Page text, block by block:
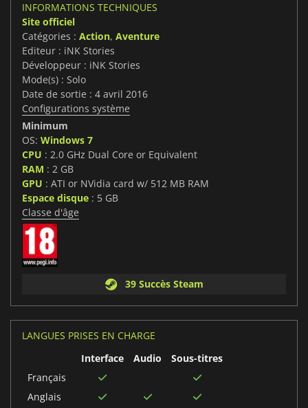
INFORMATIONS TECHNIQUES
Site officiel
Catégories : Action, Aventure
Editeur : iNK Stories
Développeur : iNK Stories
Mode(s) : Solo
Date de sortie : 4 avril 2016
Configurations système
Minimum
OS: Windows 7
CPU : 2.0 GHz Dual Core or Equivalent
RAM : 2 GB
GPU : ATI or NVidia card w/ 512 MB RAM
Espace disque : 5 GB
Classe d'âge
39 Succès Steam
LANGUES PRISES EN CHARGE
Interface
Audio
Sous-titres
Français
Anglais